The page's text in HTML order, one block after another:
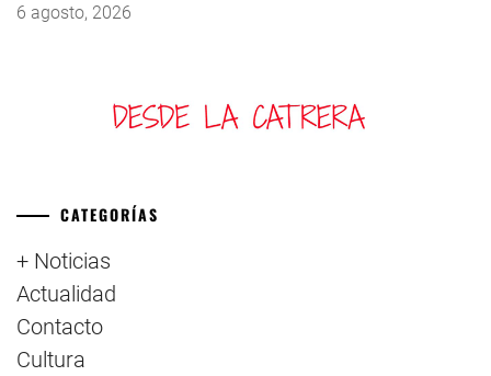
6 agosto, 2026
CATEGORÍAS
+ Noticias
Actualidad
Contacto
Cultura